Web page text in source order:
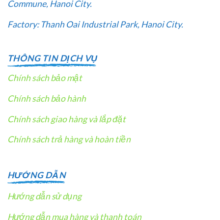
Commune, Hanoi City.
Factory: Thanh Oai Industrial Park, Hanoi City.
THÔNG TIN DỊCH VỤ
Chính sách bảo mật
Chính sách bảo hành
Chính sách giao hàng và lắp đặt
Chính sách trả hàng và hoàn tiền
HƯỚNG DẪN
Hướng dẫn sử dụng
Hướng dẫn mua hàng và thanh toán